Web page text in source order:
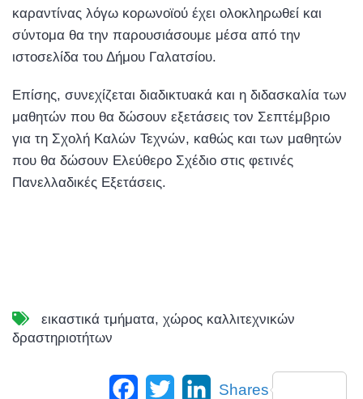
καραντίνας λόγω κορωνοϊού έχει ολοκληρωθεί και
σύντομα θα την παρουσιάσουμε μέσα από την
ιστοσελίδα του Δήμου Γαλατσίου.
Επίσης, συνεχίζεται διαδικτυακά και η διδασκαλία των
μαθητών που θα δώσουν εξετάσεις τον Σεπτέμβριο
για τη Σχολή Καλών Τεχνών, καθώς και των μαθητών
που θα δώσουν Ελεύθερο Σχέδιο στις φετινές
Πανελλαδικές Εξετάσεις.
εικαστικά τμήματα,χώρος καλλιτεχνικών
δραστηριοτήτων
Facebook
Twitter LinkedIn
Shares